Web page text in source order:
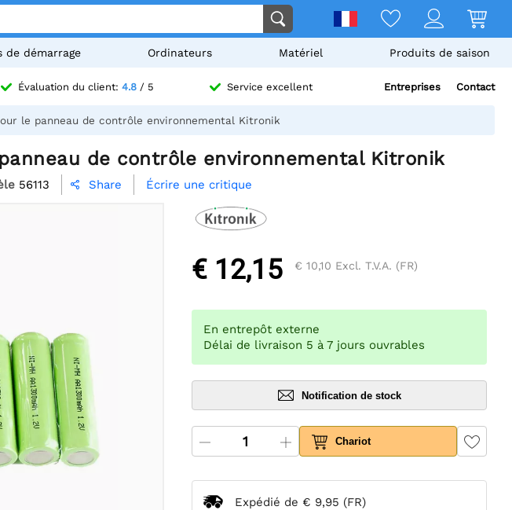
de démarrage Ordinateurs Matériel Produits de saison
Évaluation du client: 4.8 / 5 Service excellent Entreprises Contact
le panneau de contrôle environnemental Kitronik
de contrôle environnemental Kitronik
56113  Share Écrire une critique
€ 12,15 € 10,10 Excl. T.V.A. (FR)
En entrepôt externe
Délai de livraison 5 à 7 jours ouvrables
Notification de stock
Chariot
Expédié de € 9,95 (FR)